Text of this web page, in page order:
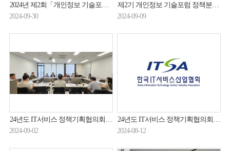
2024년 제2회「개인정보 기술포럼 」세미나 개최 (24.9.24.)
2024-09-30
제2기 개인정보 기술포럼 정책분과 미니세미나 개최(24.9.3.)
2024-09-09
24년도 IT서비스 정책기획협의회 제3차 정기회의 개최(24.8.27.)
2024-09-02
24년도 IT서비스 정책기획협의회 제3차 정기회의 개최(24.8.27.)
2024-08-12